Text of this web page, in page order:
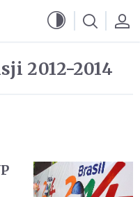
2012-2014